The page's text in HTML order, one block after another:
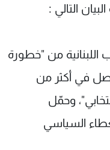
التالي :
اللبنانية من "خطورة
في أكثر من
وحمّل
السياسي